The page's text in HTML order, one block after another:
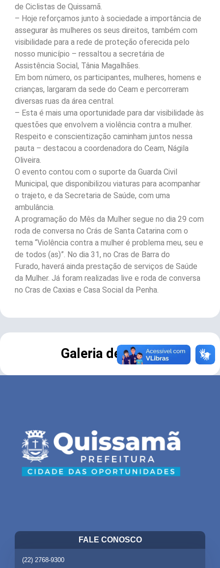
de Ciclistas de Quissamã.
– Hoje reforçamos junto à sociedade a importância de
assegurar às mulheres os seus direitos, também com
visibilidade para a rede de proteção oferecida pelo
nosso município – ressaltou a secretária de
Assistência Social, Tânia Magalhães.
Em bom número, os participantes, mulheres, homens e
crianças, largaram da sede do Ceam e percorreram
diversas ruas da área central.
– Esta é mais uma oportunidade para dar visibilidade às
questões que envolvem a violência contra a mulher.
Respeito e conscientização caminham juntos nessa
pauta – destacou a coordenadora do Ceam, Nágila
Oliveira.
O evento contou com o suporte da Guarda Civil
Municipal, que disponibilizou viaturas para acompanhar
o trajeto, e da Secretaria de Saúde, com uma
ambulância.
A programação do Mês da Mulher segue no dia 29 com
roda de conversa no Crás de Santa Catarina com o
tema “Violência contra a mulher é problema meu, seu e
de todos (as)”. No dia 31, no Cras de Barra do
Furado, haverá ainda prestação de serviços de Saúde
da Mulher. Já foram realizadas live e roda de conversa
no Cras de Caxias e Casa Social da Penha.
Galeria de Fotos
FALE CONOSCO
(22) 2768-9300